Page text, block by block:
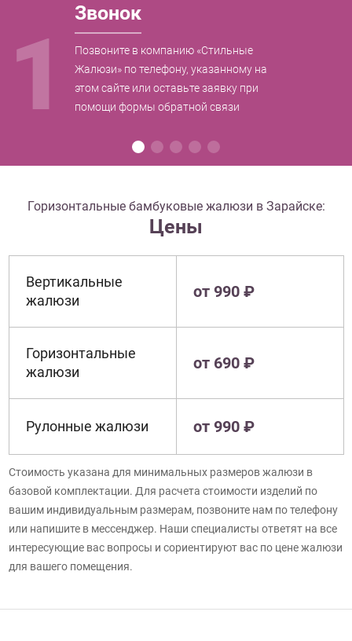
1
Звонок
Позвоните в компанию «Стильные
Жалюзи» по телефону, указанному на
этом сайте или оставьте заявку при
помощи формы обратной связи
Горизонтальные бамбуковые жалюзи в Зарайске:
Цены
Вертикальные
жалюзи
от 990 ₽
Горизонтальные
жалюзи
от 690 ₽
Рулонные жалюзи от 990 ₽
Стоимость указана для минимальных размеров жалюзи в
базовой комплектации. Для расчета стоимости изделий по
вашим индивидуальным размерам, позвоните нам по телефону
или напишите в мессенджер. Наши специалисты ответят на все
интересующие вас вопросы и сориентируют вас по цене жалюзи
для вашего помещения.